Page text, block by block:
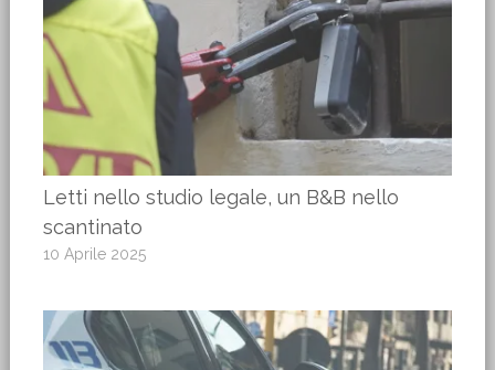
Letti nello studio legale, un B&B nello
scantinato
10 Aprile 2025